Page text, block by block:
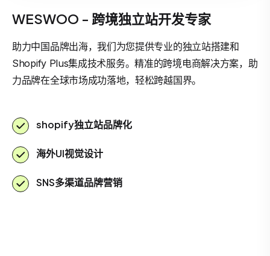
WESWOO - 跨境独立站开发专家
助力中国品牌出海，我们为您提供专业的独立站搭建和
Shopify Plus集成技术服务。精准的跨境电商解决方案，助
力品牌在全球市场成功落地，轻松跨越国界。
shopify独立站品牌化
海外UI视觉设计
SNS多渠道品牌营销